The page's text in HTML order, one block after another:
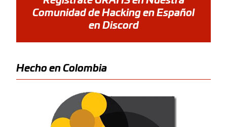
Comunidad de Hacking en Español
en Discord
Hecho en Colombia